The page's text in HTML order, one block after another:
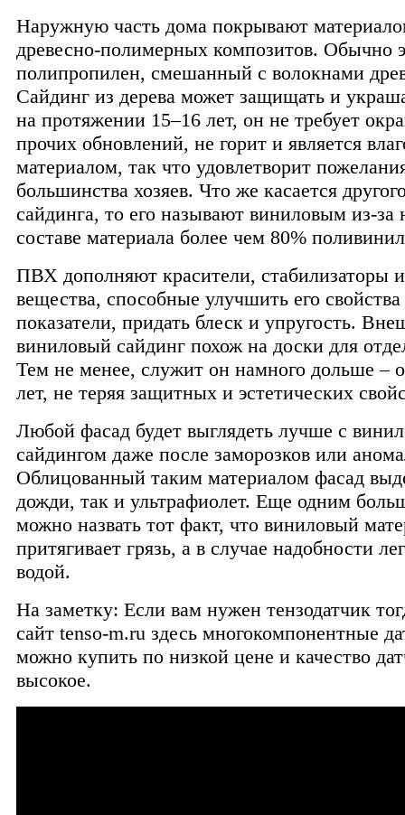
Наружную часть дома покрывают
древесно-полимерных композитов. Обычно
полипропилен, смешанный с волокнами
Сайдинг из дерева может защищать и
на протяжении 15–16 лет, он не требует
прочих обновлений, не горит и является
материалом, так что удовлетворит
большинства хозяев. Что же касается
сайдинга, то его называют виниловым из-за
составе материала более чем 80%
ПВХ дополняют красители, стабилизаторы
вещества, способные улучшить его
показатели, придать блеск и упругость.
виниловый сайдинг похож на доски для
Тем не менее, служит он намного дольше –
лет, не теряя защитных и эстетических
Любой фасад будет выглядеть лучше с
сайдингом даже после заморозков или
Облицованный таким материалом фасад
дожди, так и ультрафиолет. Еще одним
можно назвать тот факт, что виниловый
притягивает грязь, а в случае надобности
водой.
На заметку: Если вам нужен тензодатчик
сайт tenso-m.ru здесь многокомпонентные
можно купить по низкой цене и качество
высокое.